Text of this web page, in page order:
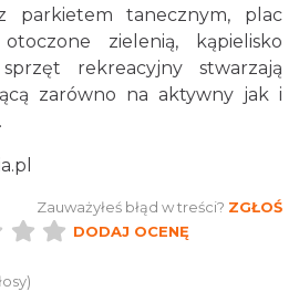
parkietem tanecznym, plac
zielenią, kąpielisko
rekreacyjny stwarzają
zarówno na aktywny jak i
Zauważyłeś błąd w treści? ZGŁOŚ
DODAJ OCENĘ